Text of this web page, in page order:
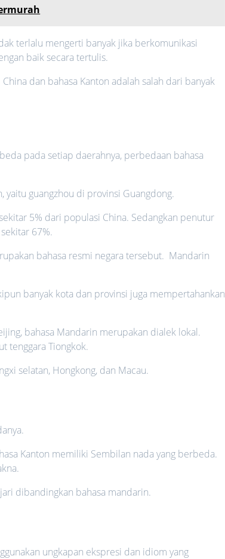
terlalu mengerti banyak jika berkomunikasi
baik secara tertulis.
dan bahasa Kanton adalah salah dari banyak
pada setiap daerahnya, perbedaan bahasa
yaitu guangzhou di provinsi Guangdong.
5% dari populasi China. Sedangkan penutur
67%.
bahasa resmi negara tersebut. Mandarin
banyak kota dan provinsi juga mempertahankan
bahasa Mandarin merupakan dialek lokal.
tenggara Tiongkok.
selatan, Hongkong, dan Macau.
Kanton memiliki Sembilan nada yang berbeda.
dibandingkan bahasa mandarin.
ungkapan ekspresi dan idiom yang